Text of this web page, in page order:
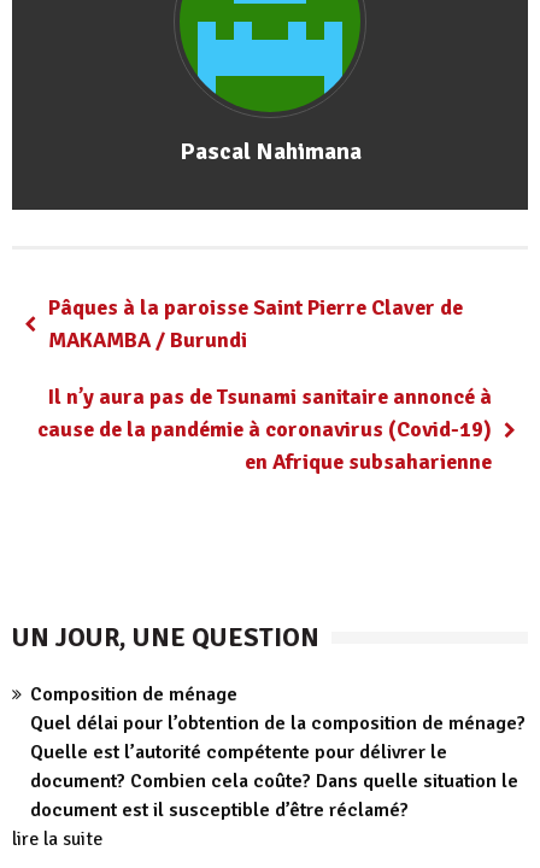
Pascal Nahimana
Pâques à la paroisse Saint Pierre Claver de
MAKAMBA / Burundi
Il n’y aura pas de Tsunami sanitaire annoncé à
cause de la pandémie à coronavirus (Covid-19)
en Afrique subsaharienne
UN JOUR, UNE QUESTION
Composition de ménage
Quel délai pour l’obtention de la composition de ménage?
Quelle est l’autorité compétente pour délivrer le
document? Combien cela coûte? Dans quelle situation le
document est il susceptible d’être réclamé?
lire la suite